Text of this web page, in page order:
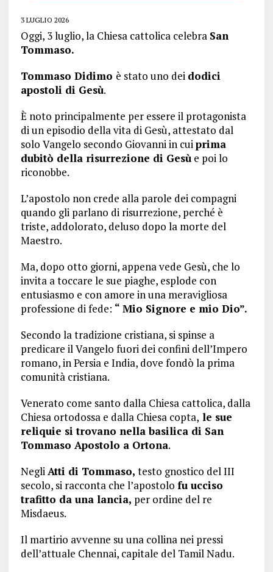
3 LUGLIO 2026
Oggi, 3 luglio, la Chiesa cattolica celebra San
Tommaso.
Tommaso Didimo è stato uno dei dodici
apostoli di Gesù.
È noto principalmente per essere il protagonista
di un episodio della vita di Gesù, attestato dal
solo Vangelo secondo Giovanni in cuiprima
dubitò della risurrezione di Gesùe poi lo
riconobbe.
L’apostolo non crede alla parole dei compagni
quando gli parlano di risurrezione, perché è
triste, addolorato, deluso dopo la morte del
Maestro.
Ma, dopo otto giorni, appena vede Gesù, che lo
invita a toccare le sue piaghe, esplode con
entusiasmo e con amore in una meravigliosa
professione di fede: “ Mio Signore e mio Dio”.
Secondo la tradizione cristiana, si spinse a
predicare il Vangelo fuori dei confini dell’Impero
romano, in Persia e India, dove fondò la prima
comunità cristiana.
Venerato come santo dalla Chiesa cattolica, dalla
Chiesa ortodossa e dalla Chiesa copta, le sue
reliquie si trovano nella basilica di San
Tommaso Apostolo a Ortona.
NegliAtti di Tommaso, testo gnostico del III
secolo, si racconta che l’apostolo fu ucciso
trafitto da una lancia, per ordine del re
Misdaeus.
Il martirio avvenne su una collina nei pressi
dell’attuale Chennai, capitale del Tamil Nadu.